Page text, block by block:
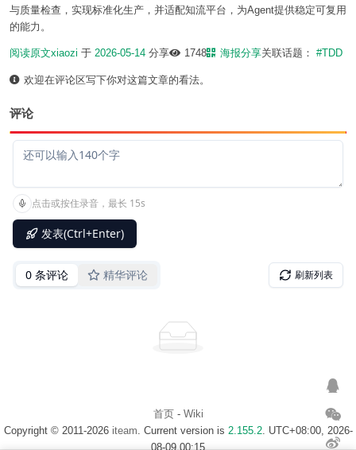
与质量检查，实现标准化生产，并适配知流平台，为Agent提供稳定可复用
的能力。
阅读原文xiaozi 于 2026-05-14 分享 1748 海报分享关联话题： #TDD
欢迎在评论区写下你对这篇文章的看法。
评论
首页- Wiki
Copyright © 2011-2026 iteam. Current version is 2.155.2. UTC+08:00, 2026-
08-09 00:15